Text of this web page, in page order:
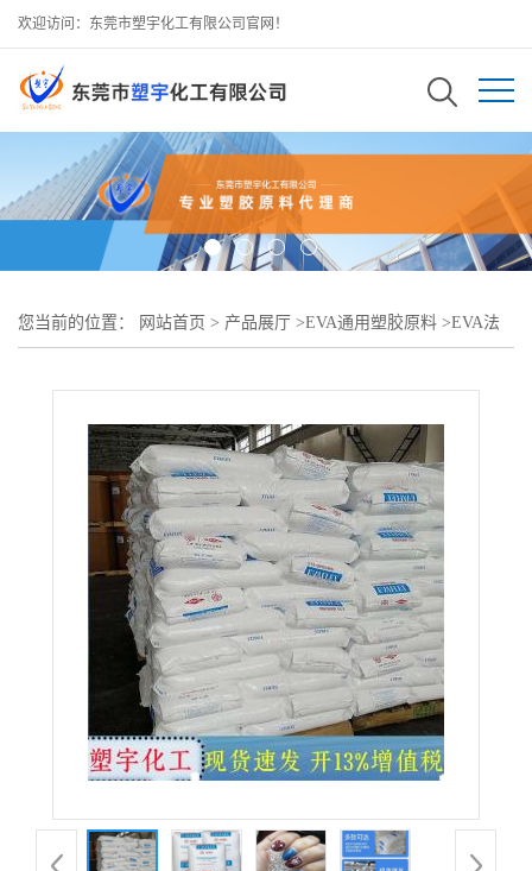
欢迎访问：东莞市塑宇化工有限公司官网！
您当前的位置： 网站首页 > 产品展厅 >EVA通用塑胶原料 >EVA法